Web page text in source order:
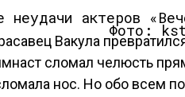
Фото:
Вакула
сломал челюсть
нос. Но обо всем